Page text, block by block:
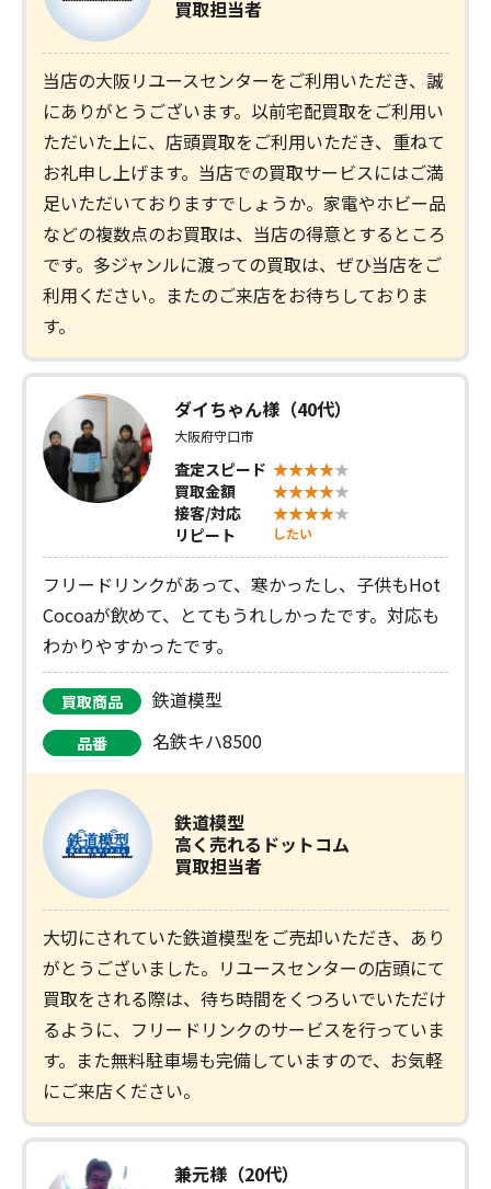
買取担当者
当店の大阪リユースセンターをご利用いただき、誠
にありがとうございます。以前宅配買取をご利用い
ただいた上に、店頭買取をご利用いただき、重ねて
お礼申し上げます。当店での買取サービスにはご満
足いただいておりますでしょうか。家電やホビー品
などの複数点のお買取は、当店の得意とするところ
です。多ジャンルに渡っての買取は、ぜひ当店をご
利用ください。またのご来店をお待ちしておりま
す。
ダイちゃん様（40代）
大阪府守口市
査定スピード
買取金額
接客/対応
リピート
したい
フリードリンクがあって、寒かったし、子供もHot
Cocoaが飲めて、とてもうれしかったです。対応も
わかりやすかったです。
買取商品 鉄道模型
品番 名鉄キハ8500
鉄道模型
高く売れるドットコム
買取担当者
大切にされていた鉄道模型をご売却いただき、あり
がとうございました。リユースセンターの店頭にて
買取をされる際は、待ち時間をくつろいでいただけ
るように、フリードリンクのサービスを行っていま
す。また無料駐車場も完備していますので、お気軽
にご来店ください。
兼元様（20代）